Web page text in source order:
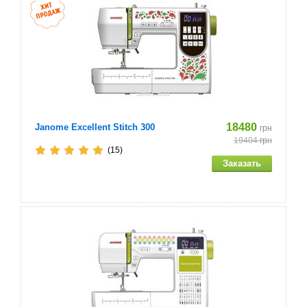
Максимальная длина стежка: 4,5 мм
Количество строчек: 195
Режим выметывания петли: 7
Верхний транспортер - Встроенный (Integrated Dual
Transporter - IDT)
Автостоп при намотке нитки на шпульку
Линейка на корпусе
Janome Excellent Stitch 300 18480 грн
19404грн
(15)